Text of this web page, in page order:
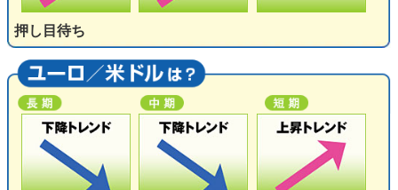
押し目待ち